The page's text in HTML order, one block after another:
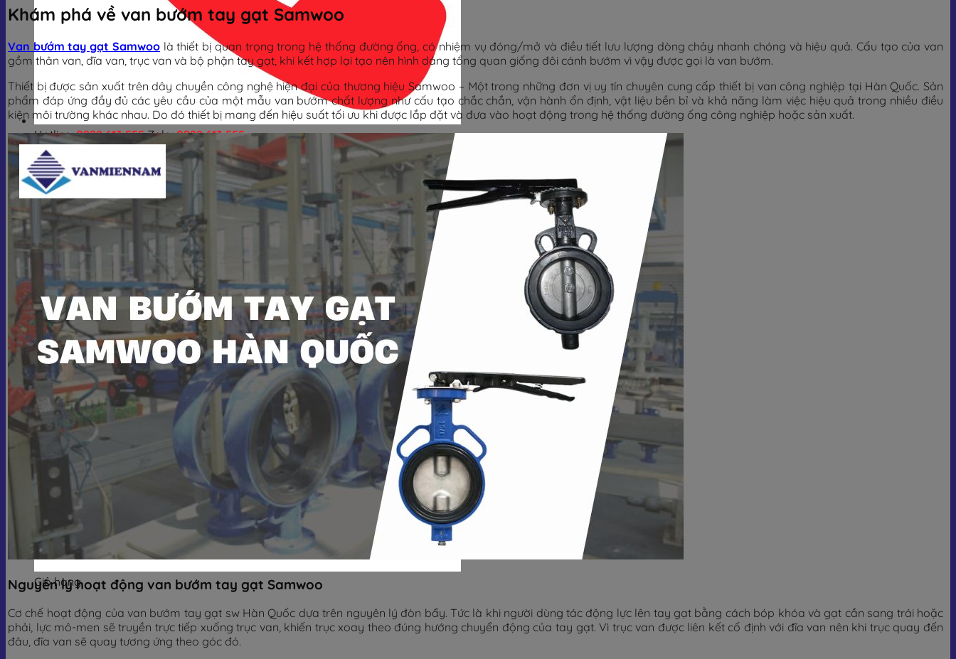
Hotline:0928.613.555Zalo:0928.613.555
Giỏ hàng
Khám phá về van bướm tay gạt Samwoo
Van bướm tay gạt Samwoolà thiết bị quan trọng trong hệ thống đường ống, có nhiệm vụ đóng/mở và điều tiết lưu lượng dòng chảy nhanh chóng và hiệu quả. Cấu tạo của van
gồm thân van, đĩa van, trục van và bộ phận tay gạt, khi kết hợp lại tạo nên hình dáng tổng quan giống đôi cánh bướm vì vậy được gọi là van bướm.
Thiết bị được sản xuất trên dây chuyền công nghệ hiện đại của thương hiệu Samwoo – Một trong những đơn vị uy tín chuyên cung cấp thiết bị van công nghiệp tại Hàn Quốc. Sản
phẩm đáp ứng đầy đủ các yêu cầu của một mẫu van bướm chất lượng như cấu tạo chắc chắn, vận hành ổn định, vật liệu bền bỉ và khả năng làm việc hiệu quả trong nhiều điều
kiện môi trường khác nhau. Do đó thiết bị mang đến hiệu suất tối ưu khi được lắp đặt và đưa vào hoạt động trong hệ thống đường ống công nghiệp hoặc sản xuất.
Nguyên lý hoạt động van bướm tay gạt Samwoo
Cơ chế hoạt động của van bướm tay gạt sw Hàn Quốc dựa trên nguyên lý đòn bẩy. Tức là khi người dùng tác động lực lên tay gạt bằng cách bóp khóa và gạt cần sang trái hoặc
phải, lực mô-men sẽ truyền trực tiếp xuống trục van, khiến trục xoay theo đúng hướng chuyển động của tay gạt. Vì trục van được liên kết cố định với đĩa van nên khi trục quay đến
đâu, đĩa van sẽ quay tương ứng theo góc đó.